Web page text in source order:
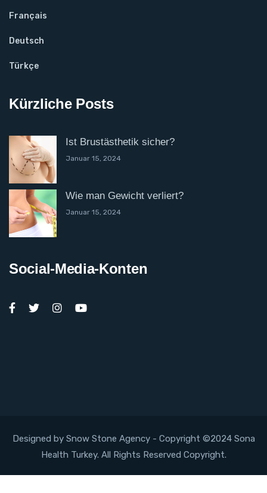
Français
Deutsch
Türkçe
Kürzliche Posts
Ist Brustästhetik sicher?
Januar 15, 2024
Wie man Gewicht verliert?
Januar 15, 2024
Social-Media-Konten
Designed by Snow Stone Agency - Copyright ©2024 Sona
Health Turkey. All Rights Reserved Copyright.